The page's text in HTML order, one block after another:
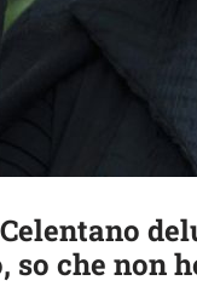
so che non